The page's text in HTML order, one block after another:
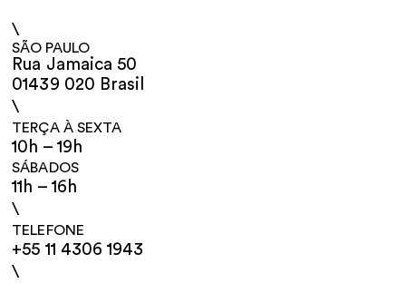
\
SÃO PAULO
Rua Jamaica 50
01439 020 Brasil
\
TERÇA À SEXTA
10h – 19h
SÁBADOS
11h – 16h
\
TELEFONE
+55 11 4306 1943
\